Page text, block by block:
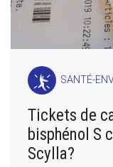
SANTÉ-
Tickets de
bisphénol S
Scylla?